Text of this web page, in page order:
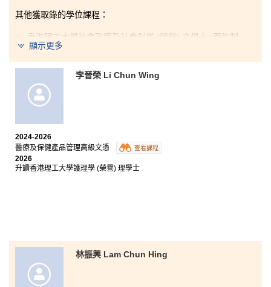
其他獲取錄的學位課程：
香港理工大學社會政策及社會創業 (榮譽) 文學士 (兩年制
課程)
香港理工大學應用老年學及服務管理 (榮譽) 文學士 (兩年
香港城市大學社會科學學士 (公共事務與管理) (高年級入
學)
文憑試失利過後，我和很多⼈⼀樣感到不知所措，但⼜
的教學⽅式截然不同。幸好得到學⽣發展資源中⼼的輔
導員和師兄師姐的幫助，才讓我慢慢適應新的校園⽣
活，亦嘗試跳出⾃⼰的舒適圈，參加不同的學⽣團體，
幫助新入讀的同學，繼續傳承這份精神。
顯示更多
李晉榮 Li Chun Wing
2024-2026
醫療及保健產品管理高級文憑
查看課程
2026
升讀香港理工大學護理學 (榮譽) 理學士
林振興 Lam Chun Hing